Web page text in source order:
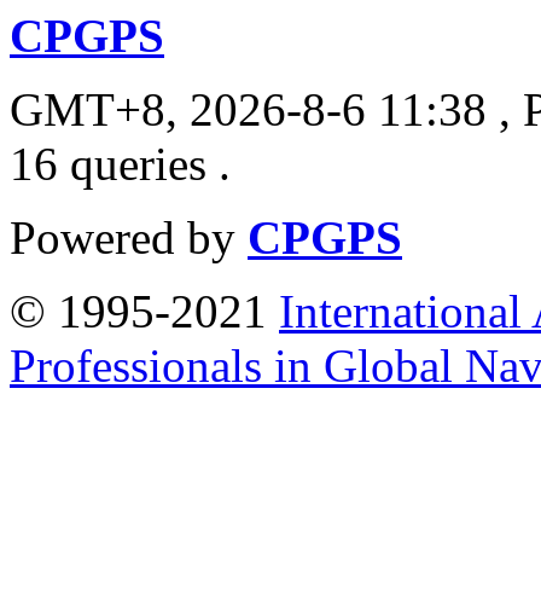
CPGPS
GMT+8, 2026-8-6 11:38 ,
16 queries .
Powered by CPGPS
© 1995-2021 International
Professionals in Global